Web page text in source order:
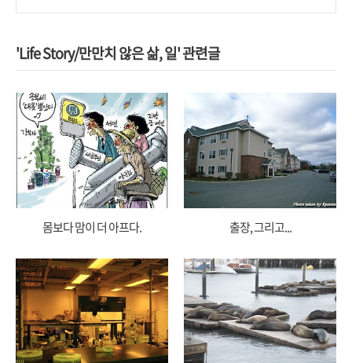
'Life Story/만만치 않은 삶, 일' 관련글
몸보다 맘이 더 아프다. 출장, 그리고...